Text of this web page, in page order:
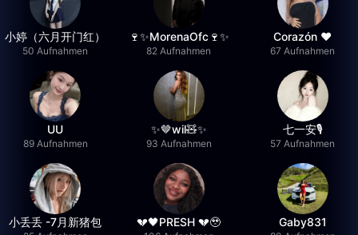
小婷（六月开门红）
50 Aufnahmen
🍷✨MorenaOfc🍷✨
82 Aufnahmen
Corazón ♥
67 Aufnahmen
UU
89 Aufnahmen
✨🤎wil🧸✨
93 Aufnahmen
七一安🎙️
57 Aufnahmen
小丢丢 -7月新猪包 💔🖤PRESH 💔🥹 Gaby831